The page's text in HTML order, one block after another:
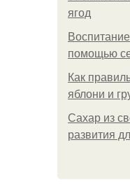
ягод
помощью
Как
яблони и
Сахар из
развития